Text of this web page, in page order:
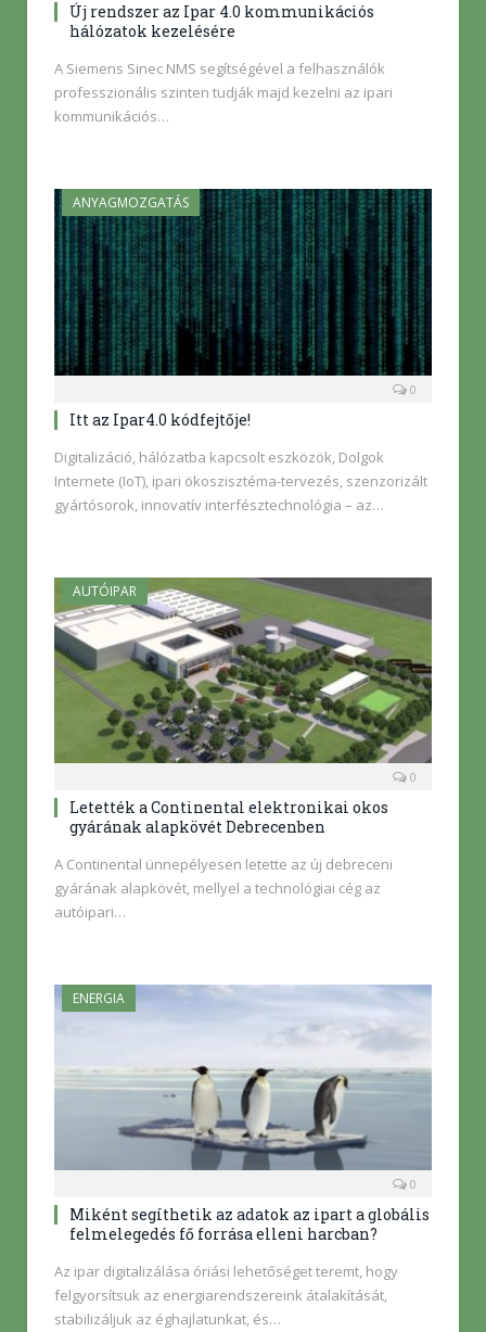
Új rendszer az Ipar 4.0 kommunikációs
hálózatok kezelésére
A Siemens Sinec NMS segítségével a felhasználók
professzionális szinten tudják majd kezelni az ipari
kommunikációs…
ANYAGMOZGATÁS
0
Itt az Ipar4.0 kódfejtője!
Digitalizáció, hálózatba kapcsolt eszközök, Dolgok
Internete (IoT), ipari ökoszisztéma-tervezés, szenzorizált
gyártósorok, innovatív interfésztechnológia – az…
AUTÓIPAR
0
Letették a Continental elektronikai okos
gyárának alapkövét Debrecenben
A Continental ünnepélyesen letette az új debreceni
gyárának alapkövét, mellyel a technológiai cég az
autóipari…
ENERGIA
0
Miként segíthetik az adatok az ipart a globális
felmelegedés fő forrása elleni harcban?
Az ipar digitalizálása óriási lehetőséget teremt, hogy
felgyorsítsuk az energiarendszereink átalakítását,
stabilizáljuk az éghajlatunkat, és…